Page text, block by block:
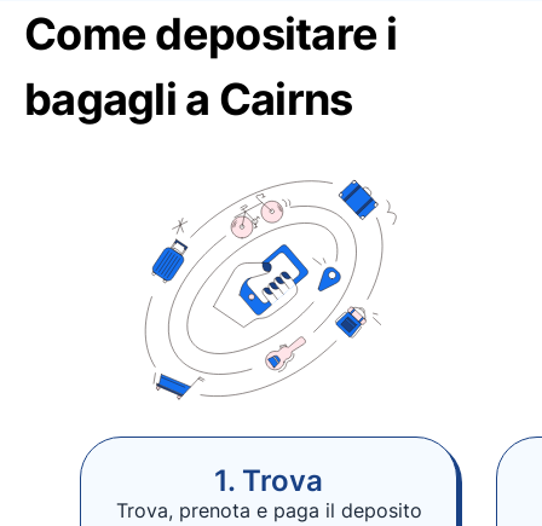
Come depositare i
bagagli a Cairns
1. Trova
Trova, prenota e paga il deposito